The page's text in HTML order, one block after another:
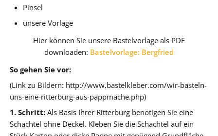
Pinsel
unsere Vorlage
Hier können Sie unsere Bastelvorlage als PDF
downloaden: Bastelvorlage: Bergfried
So gehen Sie vor:
(Link zu Bildern: http://www.bastelkleber.com/wir-basteln-
uns-eine-ritterburg-aus-pappmache.php)
1. Schritt: Als Basis Ihrer Ritterburg benötigen Sie eine
Schachtel ohne Deckel. Kleben Sie die Schachtel auf ein